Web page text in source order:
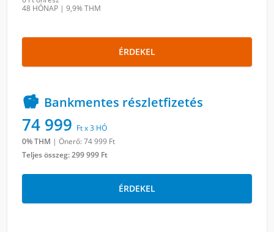
48 HÓNAP | 9,9% THM
ÉRDEKEL
 Bankmentes részletfizetés
74 999 Ft x 3 HÓ
0% THM | Önerő: 74 999 Ft
Teljes összeg:299 999 Ft
ÉRDEKEL